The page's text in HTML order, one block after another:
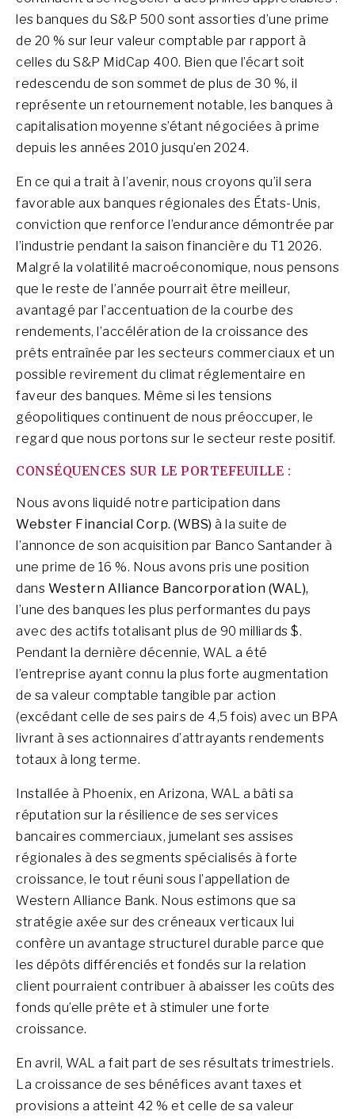
les banques du S&P 500 sont assorties d’une prime
de 20 % sur leur valeur comptable par rapport à
celles du S&P MidCap 400. Bien que l’écart soit
redescendu de son sommet de plus de 30 %, il
représente un retournement notable, les banques à
capitalisation moyenne s’étant négociées à prime
depuis les années 2010 jusqu’en 2024.
En ce qui a trait à l’avenir, nous croyons qu’il sera
favorable aux banques régionales des États-Unis,
conviction que renforce l’endurance démontrée par
l’industrie pendant la saison financière du T1 2026.
Malgré la volatilité macroéconomique, nous pensons
que le reste de l’année pourrait être meilleur,
avantagé par l’accentuation de la courbe des
rendements, l’accélération de la croissance des
prêts entraînée par les secteurs commerciaux et un
possible revirement du climat réglementaire en
faveur des banques. Même si les tensions
géopolitiques continuent de nous préoccuper, le
regard que nous portons sur le secteur reste positif.
CONSÉQUENCES SUR LE PORTEFEUILLE :
Nous avons liquidé notre participation dans
Webster Financial Corp. (WBS) à la suite de
l’annonce de son acquisition par Banco Santander à
une prime de 16 %. Nous avons pris une position
dans Western Alliance Bancorporation (WAL),
l’une des banques les plus performantes du pays
avec des actifs totalisant plus de 90 milliards $.
Pendant la dernière décennie, WAL a été
l’entreprise ayant connu la plus forte augmentation
de sa valeur comptable tangible par action
(excédant celle de ses pairs de 4,5 fois) avec un BPA
livrant à ses actionnaires d’attrayants rendements
totaux à long terme.
Installée à Phoenix, en Arizona, WAL a bâti sa
réputation sur la résilience de ses services
bancaires commerciaux, jumelant ses assises
régionales à des segments spécialisés à forte
croissance, le tout réuni sous l’appellation de
Western Alliance Bank. Nous estimons que sa
stratégie axée sur des créneaux verticaux lui
confère un avantage structurel durable parce que
les dépôts différenciés et fondés sur la relation
client pourraient contribuer à abaisser les coûts des
fonds qu’elle prête et à stimuler une forte
croissance.
En avril, WAL a fait part de ses résultats trimestriels.
La croissance de ses bénéfices avant taxes et
provisions a atteint 42 % et celle de sa valeur